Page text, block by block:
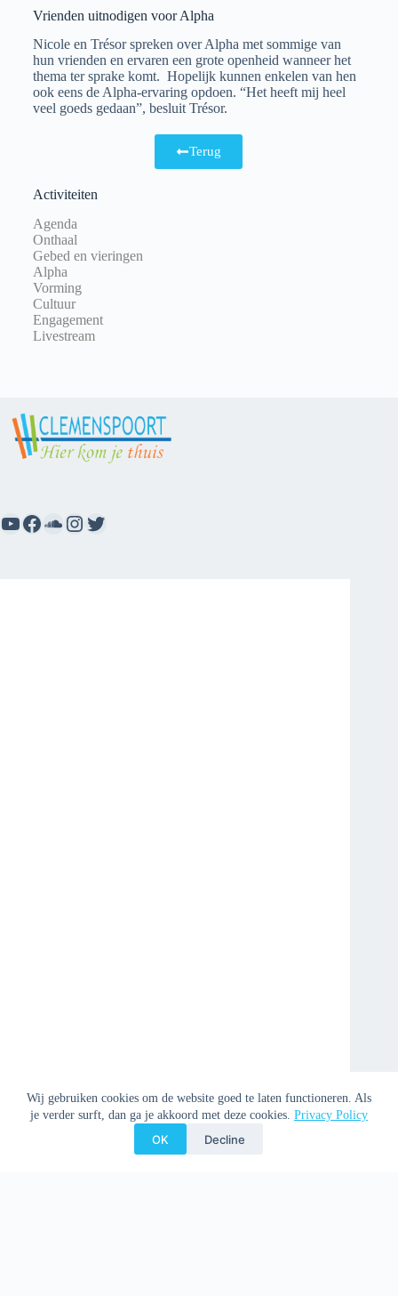
Wij gebruiken cookies om de website goed te laten functioneren. Als
je verder surft, dan ga je akkoord met deze cookies. Privacy Policy
OK Decline
Vrienden uitnodigen voor Alpha
Nicole en Trésor spreken over Alpha met sommige van
hun vrienden en ervaren een grote openheid wanneer het
thema ter sprake komt. Hopelijk kunnen enkelen van hen
ook eens de Alpha-ervaring opdoen. “Het heeft mij heel
veel goeds gedaan”, besluit Trésor.
Terug
Activiteiten
Agenda
Onthaal
Gebed en vieringen
Alpha
Vorming
Cultuur
Engagement
Livestream